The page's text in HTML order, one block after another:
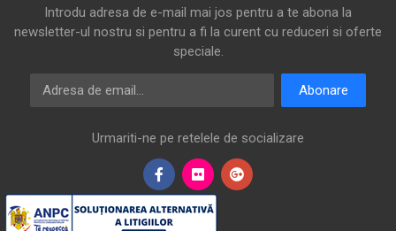
Introdu adresa de e-mail mai jos pentru a te abona la
newsletter-ul nostru si pentru a fi la curent cu reduceri si oferte
speciale.
Adresa de email
Abonare
Urmariti-ne pe retelele de socializare